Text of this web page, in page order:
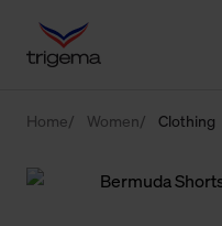
Home Women Clothing